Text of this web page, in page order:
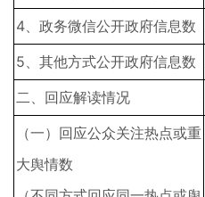
4、政务微信公开政府信息数
5、其他方式公开政府信息数
二、回应解读情况
（一）回应公众关注热点或重
大舆情数